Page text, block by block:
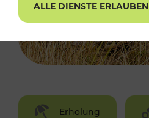
Erholung
ALLE DIENSTE ERLAUBEN